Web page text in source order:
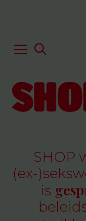
Hulp of
Kennis &
Over SHOP
Projecten
FAQ
Contact
SHOP
(ex-
is